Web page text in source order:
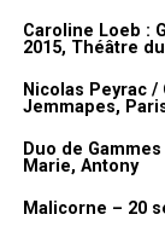
que je fasse le clip
fait, avec elle, il
couloir et tu m’as
hasard et c’est
Et par contre,
tourner en 35mm
en 35 mm…
Caroline Loeb :
2015, Théâtre
Nicolas Peyrac /
Jemmapes,
Duo de
Marie, Antony
Malicorne – 20